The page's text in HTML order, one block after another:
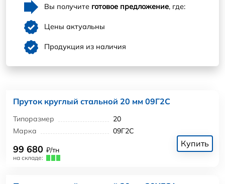
Вы получите готовое предложение, где:
Цены актуальны
Продукция из наличия
Пруток круглый стальной 20 мм 09Г2С
Типоразмер
20
Марка
09Г2С
99 680 ₽/тн
на складе:
Купить